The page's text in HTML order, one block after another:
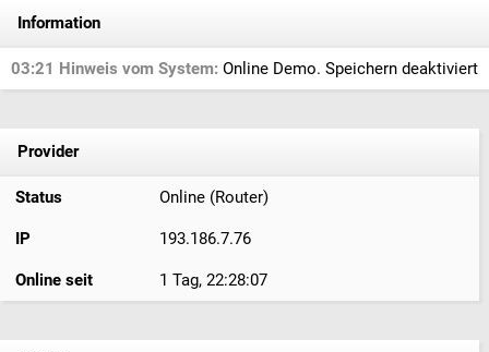
Information
03:21 Hinweis vom System: Online Demo. Speichern deaktiviert
Provider
Status Online (Router)
IP 193.186.7.76
Online seit 1 Tag, 22:28:08